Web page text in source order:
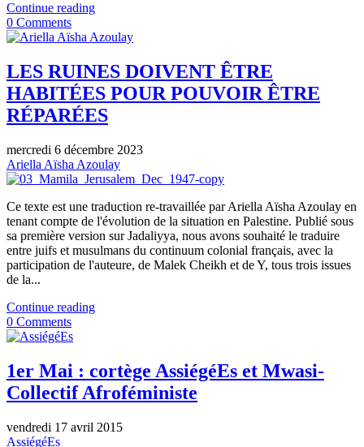
Continue reading
0 Comments
LES RUINES DOIVENT ÊTRE
HABITÉES POUR POUVOIR ÊTRE
RÉPARÉES
mercredi 6 décembre 2023
Ariella Aïsha Azoulay
Ce texte est une traduction re-travaillée par Ariella Aïsha Azoulay en
tenant compte de l'évolution de la situation en Palestine. Publié sous
sa première version sur Jadaliyya, nous avons souhaité le traduire
entre juifs et musulmans du continuum colonial français, avec la
participation de l'auteure, de Malek Cheikh et de Y, tous trois issues
de la...
Continue reading
0 Comments
1er Mai : cortège AssiégéEs et Mwasi-
Collectif Afroféministe
vendredi 17 avril 2015
AssiégéEs